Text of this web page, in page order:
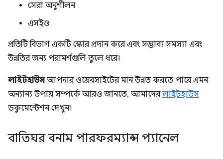
সেরা অনুশীলন
এসইও
প্রতিটি বিভাগ একটি স্কোর প্রদান করে এবং সম্ভাব্য সমস্যা এবং
উন্নতির জন্য পরামর্শগুলি তুলে ধরে।
লাইটহাউসআপনার ওয়েবসাইটের মান উন্নত করতে পারে এমন
অন্যান্য উপায় সম্পর্কে আরও জানতে, আমাদেরলাইটহাউস
ডকুমেন্টেশন দেখুন।
বাতিঘর বনাম পারফরম্যান্স প্যানেল